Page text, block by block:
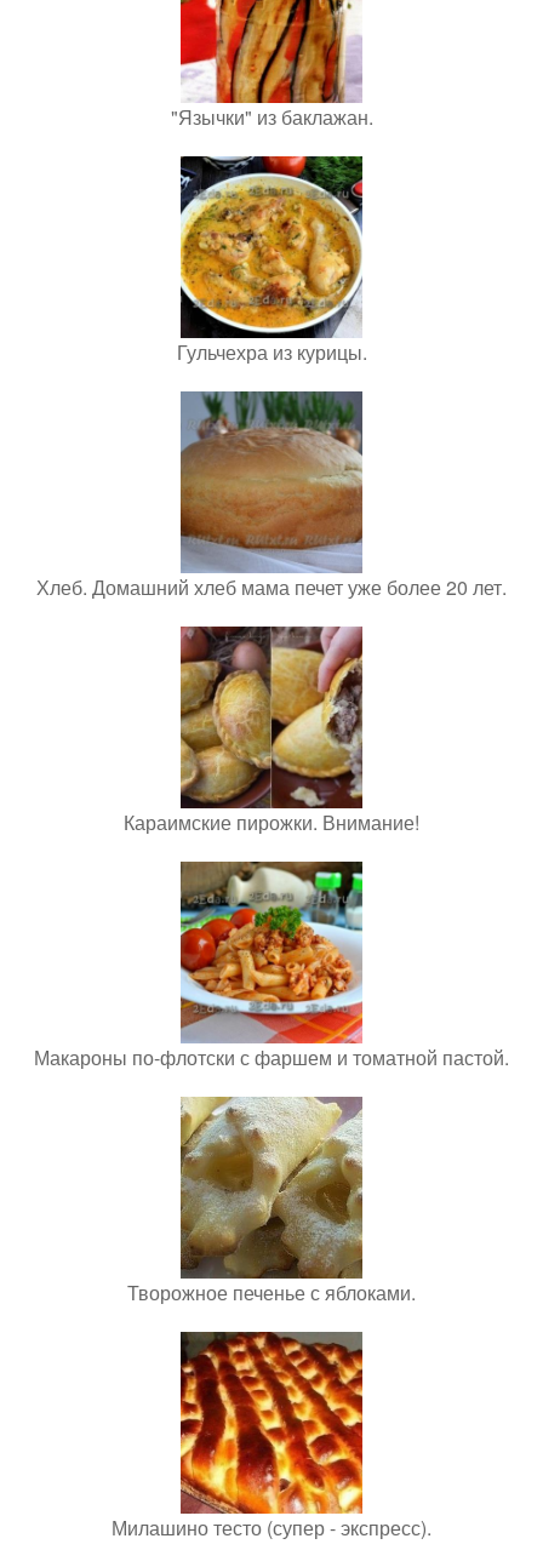
"Язычки" из баклажан.
Гульчехра из курицы.
Хлеб. Домашний хлеб мама печет уже более 20 лет.
Караимские пирожки. Внимание!
Макароны по-флотски с фаршем и томатной пастой.
Творожное печенье с яблоками.
Милашино тесто (супер - экспресс).